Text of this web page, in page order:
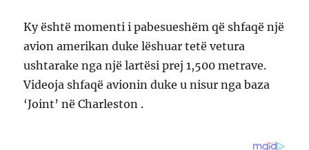
Ky është momenti i pabesueshëm që shfaqë një
avion amerikan duke lëshuar tetë vetura
ushtarake nga një lartësi prej 1,500 metrave.
Videoja shfaqë avionin duke u nisur nga baza
‘Joint’ në Charleston .